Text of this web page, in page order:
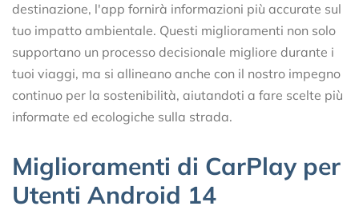
destinazione, l'app fornirà informazioni più accurate sul
tuo impatto ambientale. Questi miglioramenti non solo
supportano un processo decisionale migliore durante i
tuoi viaggi, ma si allineano anche con il nostro impegno
continuo per la sostenibilità, aiutandoti a fare scelte più
informate ed ecologiche sulla strada.
Miglioramenti di CarPlay per
Utenti Android 14